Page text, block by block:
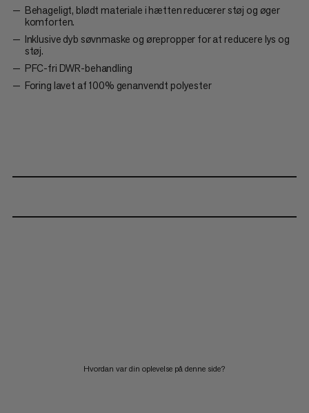
Behageligt, blødt materiale i hætten reducerer støj og øger
komforten.
Inklusive dyb søvnmaske og ørepropper for at reducere lys og
støj.
PFC-fri DWR-behandling
Foring lavet af 100% genanvendt polyester
Hvordan var din oplevelse på denne side?